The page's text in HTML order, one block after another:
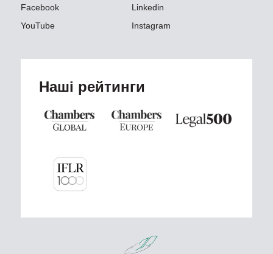
Facebook
Linkedin
YouTube
Instagram
Наші рейтинги